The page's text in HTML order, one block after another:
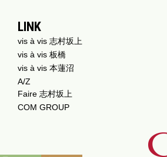
LINK
vis à vis 志村坂上
vis à vis 板橋
vis à vis 本蓮沼
A/Z
Faire 志村坂上
COM GROUP